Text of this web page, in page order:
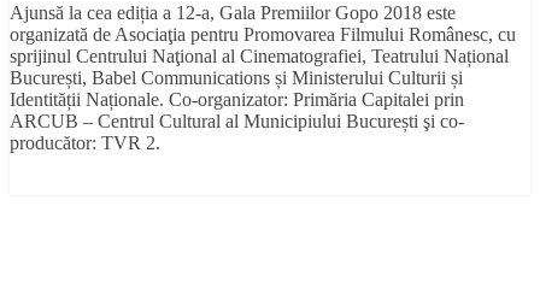
Ajunsă la cea ediția a 12-a, Gala Premiilor Gopo 2018 este
organizată de Asociaţia pentru Promovarea Filmului Românesc, cu
sprijinul Centrului Naţional al Cinematografiei, Teatrului Național
București, Babel Communications și Ministerului Culturii și
Identității Naționale. Co-organizator: Primăria Capitalei prin
ARCUB – Centrul Cultural al Municipiului București şi co-
producător: TVR 2.